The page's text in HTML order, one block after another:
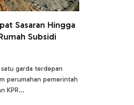
Sasaran Hingga
Subsidi
garda terdepan
perumahan pemerintah
KPR…